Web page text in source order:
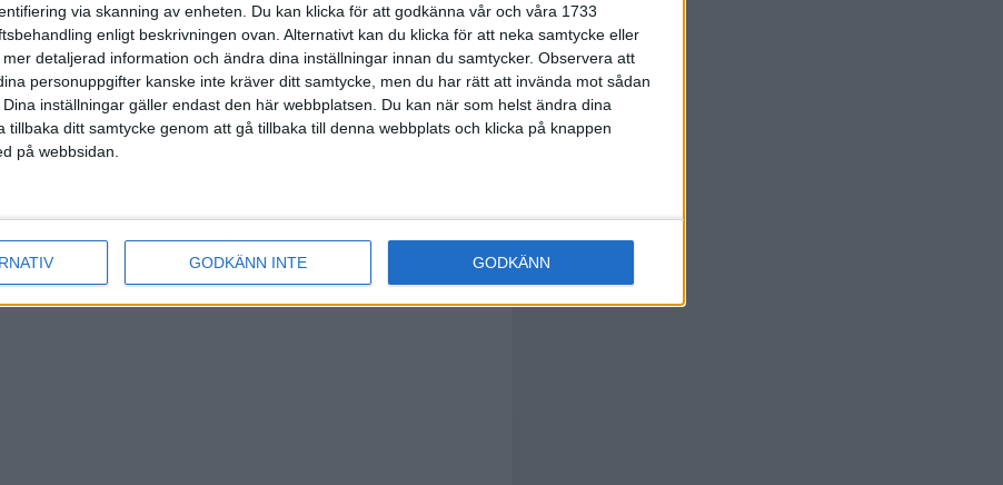
via skanning av enheten. Du kan klicka för att godkänna vår och våra 1733
enligt beskrivningen ovan. Alternativt kan du klicka för att neka samtycke eller
detaljerad information och ändra dina inställningar innan du samtycker. Observera att
personuppgifter kanske inte kräver ditt samtycke, men du har rätt att invända mot sådan
inställningar gäller endast den här webbplatsen. Du kan när som helst ändra dina
tillbaka ditt samtycke genom att gå tillbaka till denna webbplats och klicka på knappen
på webbsidan.
GODKÄNN INTE GODKÄNN